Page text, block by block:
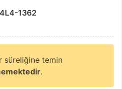
1362
süreliğine temin
.